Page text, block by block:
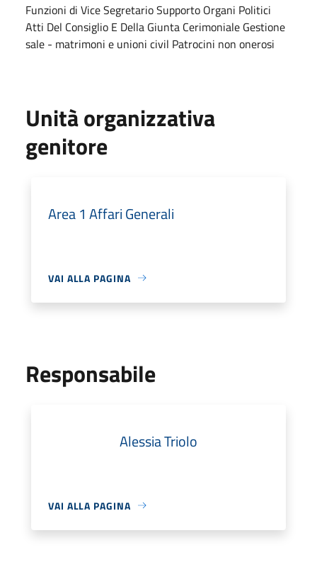
Funzioni di Vice Segretario Supporto Organi Politici
Atti Del Consiglio E Della Giunta Cerimoniale Gestione
sale - matrimoni e unioni civil Patrocini non onerosi
Unità organizzativa
genitore
Area 1 Affari Generali
VAI ALLA PAGINA
Responsabile
Alessia Triolo
VAI ALLA PAGINA